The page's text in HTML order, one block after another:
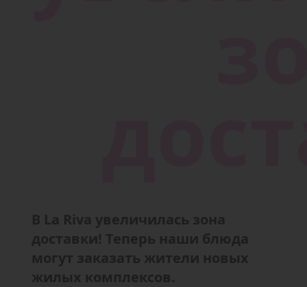
В La Riva увеличилась зона
доставки! Теперь наши блюда
могут заказать жители новых
жилых комплексов.